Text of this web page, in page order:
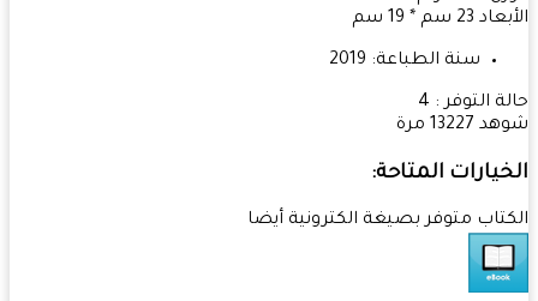
23 سم * 19 سم
سنة الطباعة: 2019
التوفر : 4
13227 مرة
المتاحة:
متوفر بصيغة الكترونية أيضا